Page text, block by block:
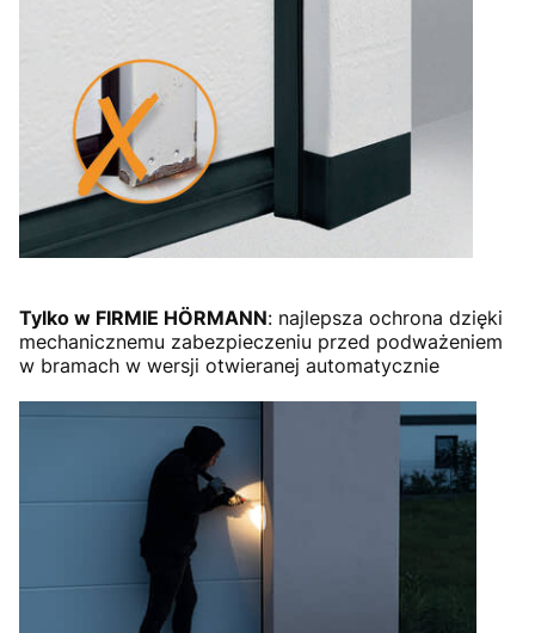
Tylko w FIRMIE HÖRMANN: najlepsza ochrona dzięki
mechanicznemu zabezpieczeniu przed podważeniem
w bramach w wersji otwieranej automatycznie